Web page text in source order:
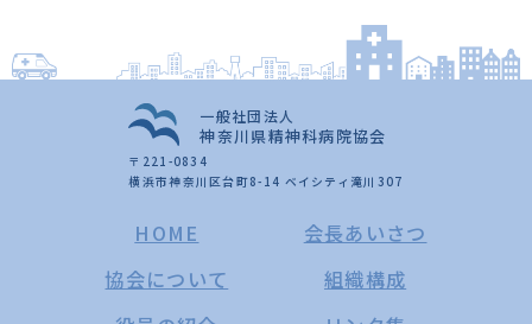
一般社団法人
神奈川県精神科病院協会
〒221-0834
横浜市神奈川区台町8-14 ベイシティ滝川307
HOME
会長あいさつ
協会について
組織構成